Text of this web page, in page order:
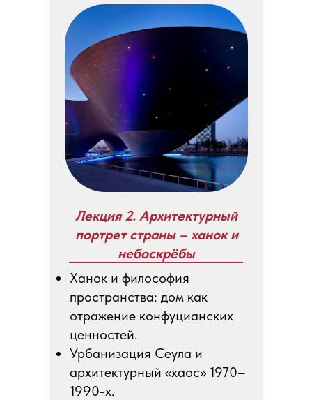
Лекция 2. Архитектурный
портрет страны – ханок и
небоскрёбы
Ханок и философия
пространства: дом как
отражение конфуцианских
ценностей.
Урбанизация Сеула и
архитектурный «хаос» 1970–
1990-х.